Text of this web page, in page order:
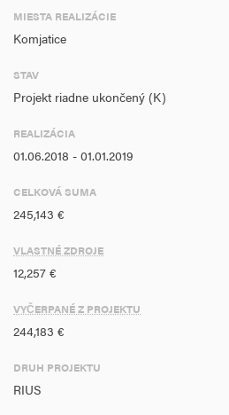
rade kapacitu podporenej školskej
hodnote 150 detí. Realizácia projektu
MIESTA REALIZÁCIE
Komjatice
STAV
Projekt riadne ukončený (K)
REALIZÁCIA
01.06.2018 - 01.01.2019
CELKOVÁ SUMA
245,143 €
VLASTNÉ ZDROJE
12,257 €
VYČERPANÉ Z PROJEKTU
244,183 €
DRUH PROJEKTU
RIUS